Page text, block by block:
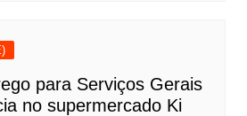
para Serviços Gerais
no supermercado Ki